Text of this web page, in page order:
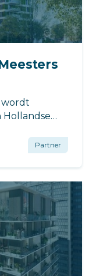
wordt
door AM,
Partner